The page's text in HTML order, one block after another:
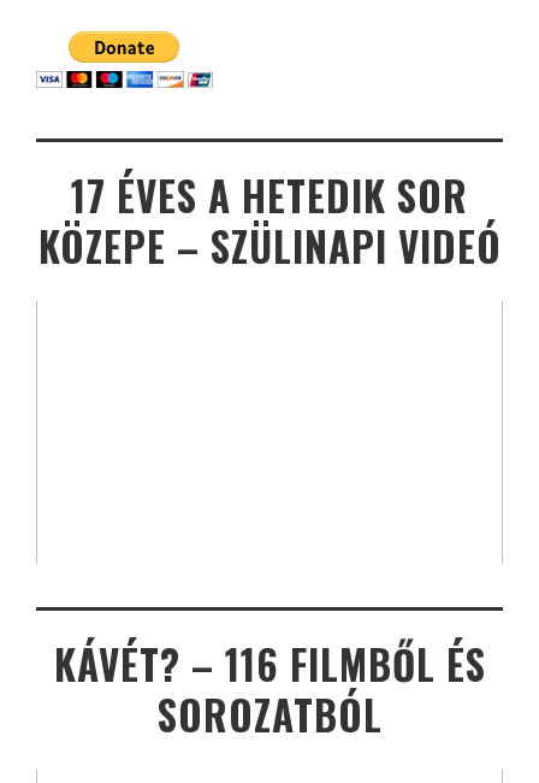
17 ÉVES A HETEDIK SOR
KÖZEPE – SZÜLINAPI VIDEÓ
KÁVÉT? – 116 FILMBŐL ÉS
SOROZATBÓL